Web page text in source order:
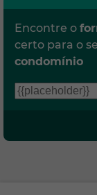
Encontre o
certo para o
condomínio